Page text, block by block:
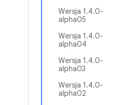
Wersja 1.4.0-
alpha05
Wersja 1.4.0-
alpha04
Wersja 1.4.0-
alpha03
Wersja 1.4.0-
alpha02